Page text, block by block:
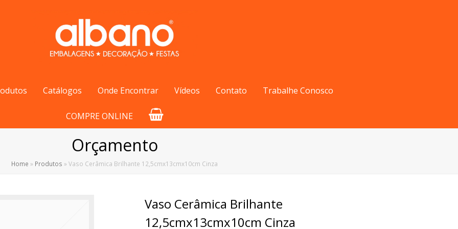
Catálogos Onde Encontrar Vídeos Contato Trabalhe Conosco
COMPRE ONLINE
Orçamento
Home » Produtos » Vaso Cerâmica Brilhante 12,5cmx13cmx10cm Cinza
Vaso Cerâmica Brilhante
12,5cmx13cmx10cm Cinza